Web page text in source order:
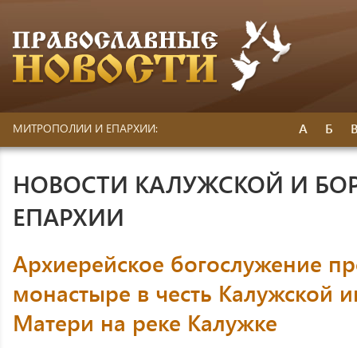
МИТРОПОЛИИ И ЕПАРХИИ: А Б
НОВОСТИ КАЛУЖСКОЙ И
ЕПАРХИИ
Архиерейское богослужение
монастыре в честь Калужской
Матери на реке Калужке